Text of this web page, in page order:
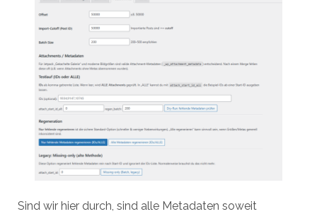
Sind wir hier durch, sind alle Metadaten soweit